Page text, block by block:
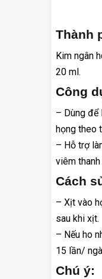
Thành
Kim ngân
20 ml.
Công
– Dùng để
họng theo
– Hỗ trợ
viêm thanh
Cách
– Xịt vào
sau khi xịt.
– Nếu ho
15 lần/
Chú ý: